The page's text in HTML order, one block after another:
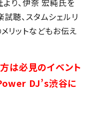
り、伊奈 宏純氏を
聴、スタムシェルリ
リットなどもお伝え
は必見のイベント
DJ’s渋谷に